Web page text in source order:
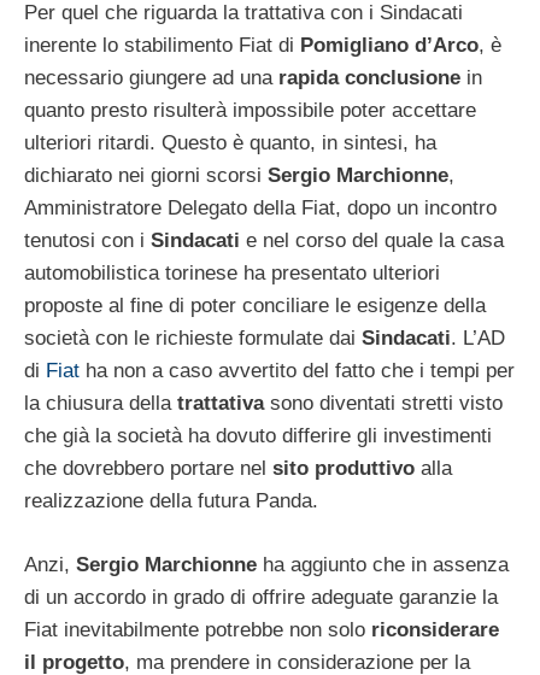
Per quel che riguarda la trattativa con i Sindacati
inerente lo stabilimento Fiat di Pomigliano d’Arco, è
necessario giungere ad una rapida conclusione in
quanto presto risulterà impossibile poter accettare
ulteriori ritardi. Questo è quanto, in sintesi, ha
dichiarato nei giorni scorsi Sergio Marchionne,
Amministratore Delegato della Fiat, dopo un incontro
tenutosi con i Sindacati e nel corso del quale la casa
automobilistica torinese ha presentato ulteriori
proposte al fine di poter conciliare le esigenze della
società con le richieste formulate dai Sindacati. L’AD
di Fiat ha non a caso avvertito del fatto che i tempi per
la chiusura dellatrattativasono diventati stretti visto
che già la società ha dovuto differire gli investimenti
che dovrebbero portare nel sito produttivo alla
realizzazione della futura Panda.
Anzi, Sergio Marchionne ha aggiunto che in assenza
di un accordo in grado di offrire adeguate garanzie la
Fiat inevitabilmente potrebbe non solo riconsiderare
il progetto, ma prendere in considerazione per la